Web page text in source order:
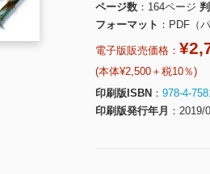
ページ数
164ページ
フォーマット
PDF（
電子版販売価格：
(本体¥2,500＋税10％)
印刷版ISBN
978-4-
印刷版発行年月
2019/